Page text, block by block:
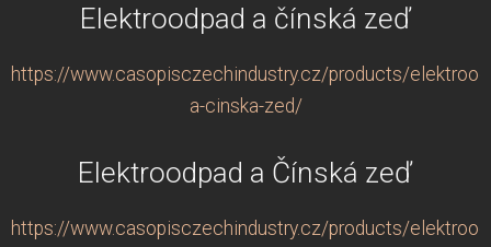
Elektroodpad a čínská zeď
https://www.casopisczechindustry.cz/products/
a-cinska-zed/
Elektroodpad a Čínská zeď
https://www.casopisczechindustry.cz/products/